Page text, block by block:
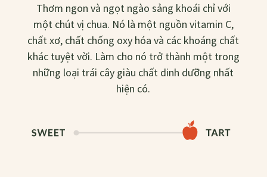
Thơm ngon và ngọt ngào sảng khoái chỉ với
một chút vị chua. Nó là một nguồn vitamin C,
chất xơ, chất chống oxy hóa và các khoáng chất
khác tuyệt vời. Làm cho nó trở thành một trong
những loại trái cây giàu chất dinh dưỡng nhất
hiện có.